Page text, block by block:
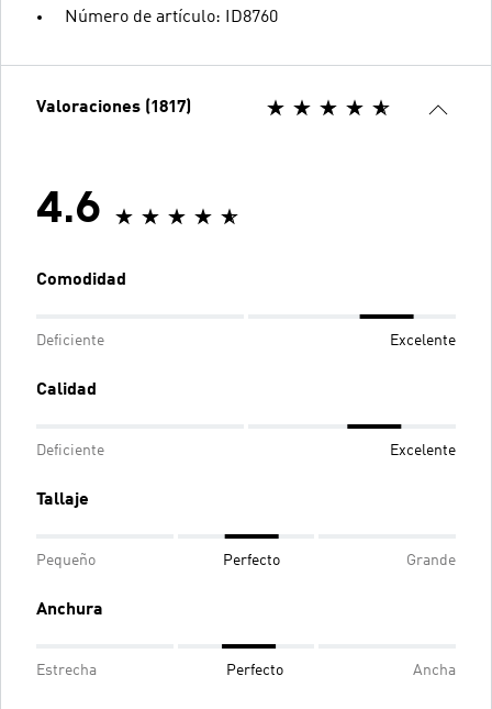
Número de artículo: ID8760
Valoraciones (1817)
4.6
Comodidad
Deficiente Excelente
Calidad
Deficiente Excelente
Tallaje
Pequeño Perfecto Grande
Anchura
Estrecha Perfecto Ancha